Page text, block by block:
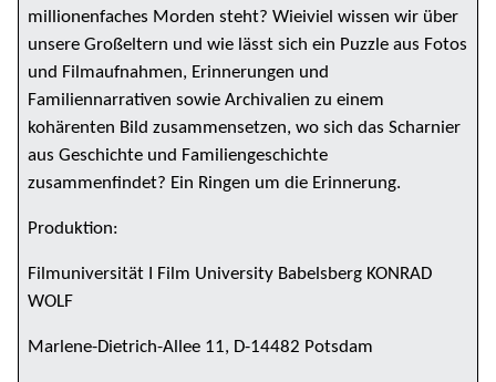
millionenfaches Morden steht? Wieiviel wissen wir über
unsere Großeltern und wie lässt sich ein Puzzle aus Fotos
und Filmaufnahmen, Erinnerungen und
Familiennarrativen sowie Archivalien zu einem
kohärenten Bild zusammensetzen, wo sich das Scharnier
aus Geschichte und Familiengeschichte
zusammenfindet? Ein Ringen um die Erinnerung.
Produktion:
Filmuniversität I Film University Babelsberg KONRAD
WOLF
Marlene-Dietrich-Allee 11, D-14482 Potsdam